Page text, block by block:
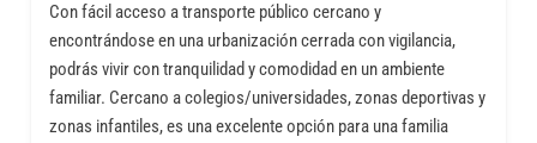
Con fácil acceso a transporte público cercano y
encontrándose en una urbanización cerrada con vigilancia,
podrás vivir con tranquilidad y comodidad en un ambiente
familiar. Cercano a colegios/universidades, zonas deportivas y
zonas infantiles, es una excelente opción para una familia